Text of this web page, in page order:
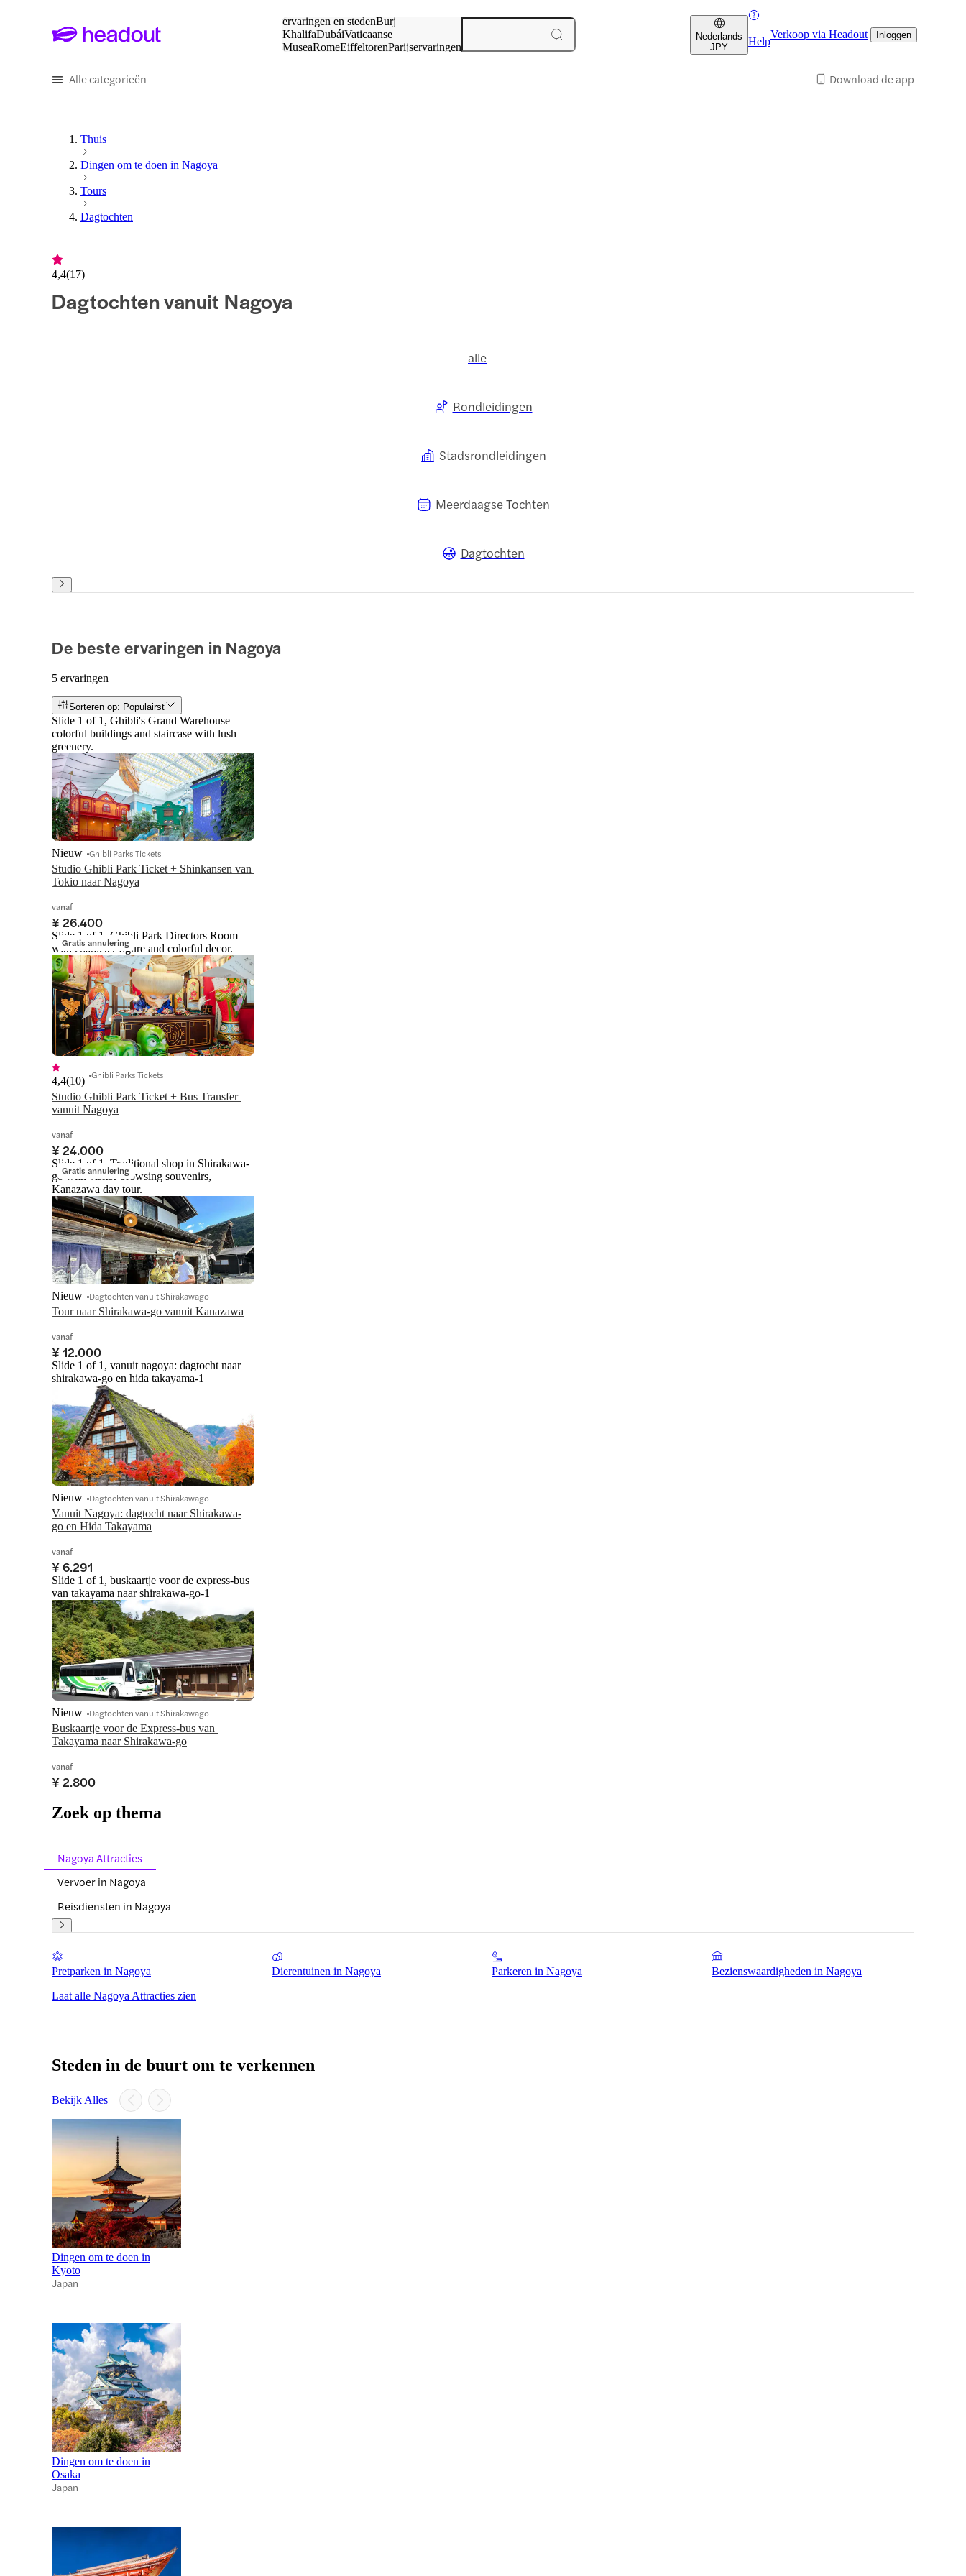
ervaringen en stedenBurj
KhalifaDubáiVaticaanse
MuseaRomeEiffeltorenParijservaringen
Nederlands
JPY
Help
Verkoop via Headout Inloggen
Alle categorieën Download de app
Thuis
Dingen om te doen in Nagoya
Tours
Dagtochten
4,4(17)
Dagtochten vanuit Nagoya
alle
Rondleidingen
Stadsrondleidingen
Meerdaagse Tochten
Dagtochten
De beste ervaringen in Nagoya
5 ervaringen
Sorteren op: Populairst
Slide 1 of 1, Ghibli's Grand Warehouse
colorful buildings and staircase with lush
greenery.
Studio Ghibli Park Ticket + Shinkansen van
Tokio naar Nagoya
Nieuw Ghibli Parks Tickets
vanaf
¥ 26.400
Gratis annulering
Slide 1 of 1, Ghibli Park Directors Room
with character figure and colorful decor.
Studio Ghibli Park Ticket + Bus Transfer
vanuit Nagoya
4,4(10) Ghibli Parks Tickets
vanaf
¥ 24.000
Gratis annulering
Slide 1 of 1, Traditional shop in Shirakawa-
go with visitor browsing souvenirs,
Kanazawa day tour.
Tour naar Shirakawa-go vanuit Kanazawa
Nieuw Dagtochten vanuit Shirakawago
vanaf
¥ 12.000
Slide 1 of 1, vanuit nagoya: dagtocht naar
shirakawa-go en hida takayama-1
Vanuit Nagoya: dagtocht naar Shirakawa-
go en Hida Takayama
Nieuw Dagtochten vanuit Shirakawago
vanaf
¥ 6.291
Slide 1 of 1, buskaartje voor de express-bus
van takayama naar shirakawa-go-1
Buskaartje voor de Express-bus van
Takayama naar Shirakawa-go
Nieuw Dagtochten vanuit Shirakawago
vanaf
¥ 2.800
Zoek op thema
Nagoya Attracties
Vervoer in Nagoya
Reisdiensten in Nagoya
Pretparken in Nagoya Dierentuinen in Nagoya Parkeren in Nagoya
Bezienswaardigheden in Nagoya
Laat alle Nagoya Attracties zien
Steden in de buurt om te verkennen
Bekijk Alles
Dingen om te doen in
Kyoto
Japan
Dingen om te doen in
Osaka
Japan